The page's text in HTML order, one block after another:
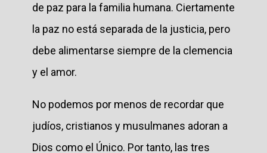
de paz para la familia humana. Ciertamente
la paz no está separada de la justicia, pero
debe alimentarse siempre de la clemencia
y el amor.
No podemos por menos de recordar que
judíos, cristianos y musulmanes adoran a
Dios como el Único. Por tanto, las tres